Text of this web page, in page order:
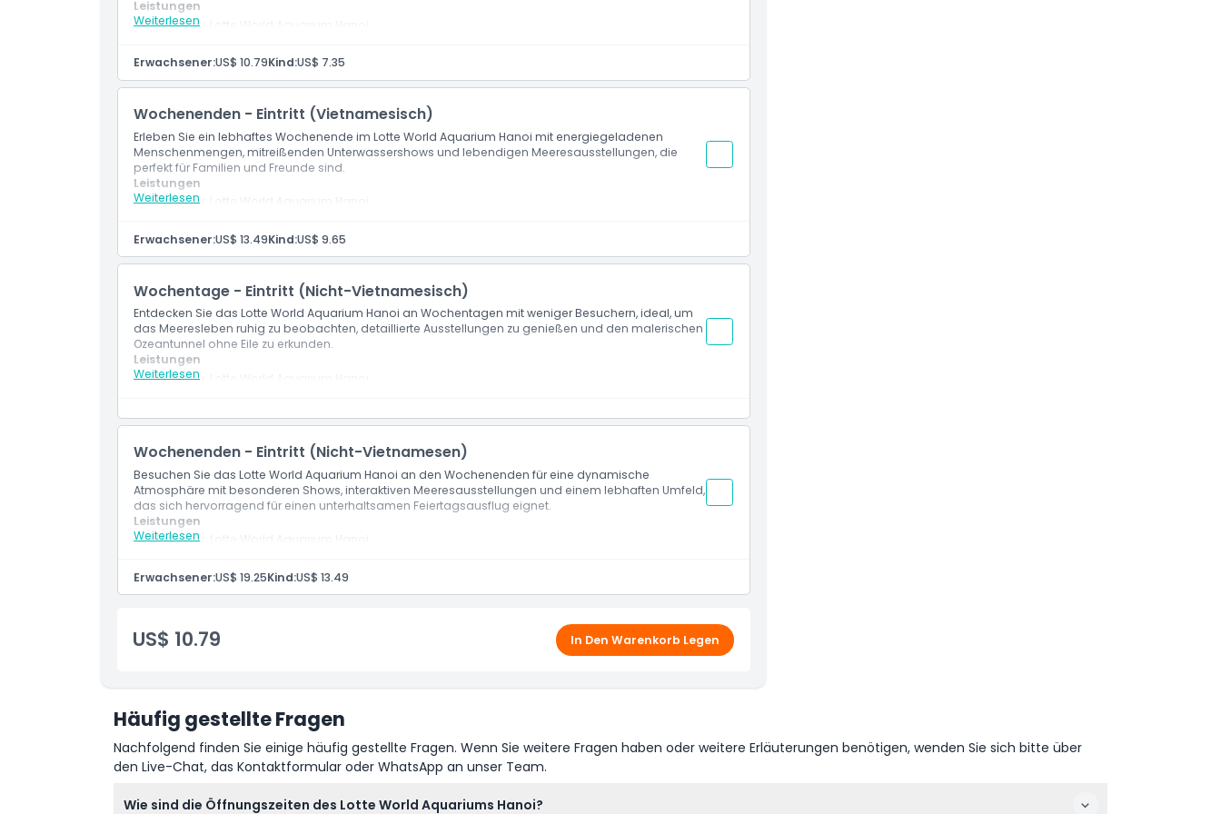
Öffnungszeiten
Dinge, die Sie wissen sollten
Stornierungsbedingungen
Weiterlesen
Leistungen
Eintritt zu: Lotte World Aquarium Hanoi
Meeresbiologie-Präsentationsprogramm im Hauptbeckenbereich (Ozeanplatz)
Erwachsener:US$ 10.79Kind:US$ 7.35
Wochenenden - Eintritt (Vietnamesisch)
Erleben Sie ein lebhaftes Wochenende im Lotte World Aquarium Hanoi mit energiegeladenen
Menschenmengen, mitreißenden Unterwassershows und lebendigen Meeresausstellungen, die
perfekt für Familien und Freunde sind.
Weiterlesen
Leistungen
Eintritt zu: Lotte World Aquarium Hanoi
Meeresbiologie-Präsentationsprogramm im Hauptbeckenbereich (Ozeanplatz)
Erwachsener:US$ 13.49Kind:US$ 9.65
Wochentage - Eintritt (Nicht-Vietnamesisch)
Entdecken Sie das Lotte World Aquarium Hanoi an Wochentagen mit weniger Besuchern, ideal, um
das Meeresleben ruhig zu beobachten, detaillierte Ausstellungen zu genießen und den malerischen
Ozeantunnel ohne Eile zu erkunden.
Weiterlesen
Leistungen
Eintritt zu: Lotte World Aquarium Hanoi
Wochenenden - Eintritt (Nicht-Vietnamesen)
Besuchen Sie das Lotte World Aquarium Hanoi an den Wochenenden für eine dynamische
Atmosphäre mit besonderen Shows, interaktiven Meeresausstellungen und einem lebhaften Umfeld,
das sich hervorragend für einen unterhaltsamen Feiertagsausflug eignet.
Weiterlesen
Leistungen
Eintritt zu: Lotte World Aquarium Hanoi
Meeresbiologie-Präsentationsprogramm im Hauptbeckenbereich (Ozeanplatz)
Erwachsener:US$ 19.25Kind:US$ 13.49
US$ 10.79 In Den Warenkorb Legen
Häufig gestellte Fragen
Nachfolgend finden Sie einige häufig gestellte Fragen. Wenn Sie weitere Fragen haben oder weitere Erläuterungen benötigen, wenden Sie sich bitte über
den Live-Chat, das Kontaktformular oder WhatsApp an unser Team.
Wie sind die Öffnungszeiten des Lotte World Aquariums Hanoi?